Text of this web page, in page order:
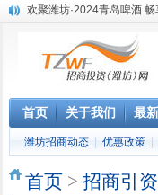
欢聚潍坊·2024青岛啤酒
潍坊市招商局转：高密扑灰
潍坊招商局讯：2024中日
潍坊市招商局转：潍坊港
格润麦尔高端淀粉预混料
潍坊招商局转：潍坊的冬日
香港上市公司投资信息
首页 关于我们 最
潍坊招商动态 优惠政策
首页 > 招商引资